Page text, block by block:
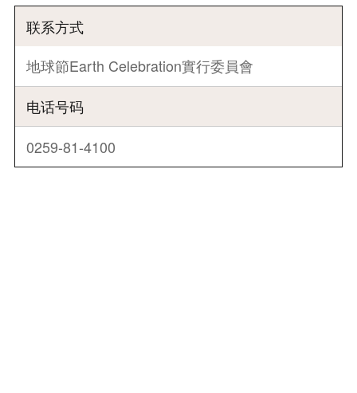
联系方式
地球節Earth Celebration實行委員會
电话号码
0259-81-4100